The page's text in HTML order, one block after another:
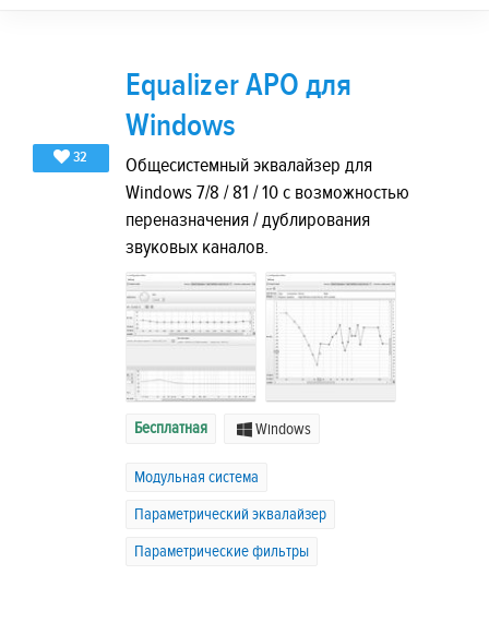
32
Equalizer APO для
Windows
Общесистемный эквалайзер для
Windows 7/8 / 81 / 10 с возможностью
переназначения / дублирования
звуковых каналов.
Бесплатная Windows
Модульная система
Параметрический эквалайзер
Параметрические фильтры